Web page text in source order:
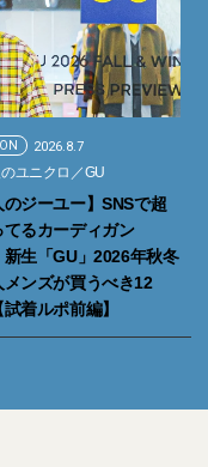
2026.8.7
ユニクロ／GU
のジーユー】SNSで超
てるカーディガン
生「GU」2026年秋冬
メンズが買うべき12
着ルポ前編】